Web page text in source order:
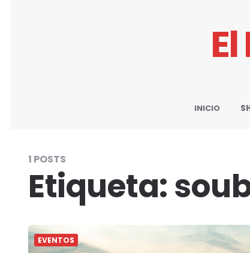
INICIO
1 POSTS
Etiqueta:
EVENTOS